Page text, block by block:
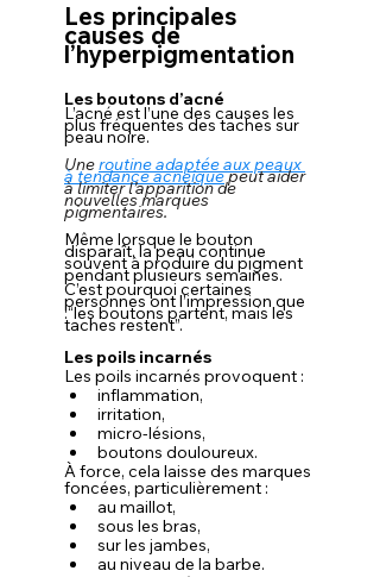
Les principales
causes de
l’hyperpigmentation
Les boutons d’acné
L’acné est l’une des causes les
plus fréquentes des taches sur
peau noire.
Une routine adaptée aux peaux
à tendance acnéique peut aider
à limiter l’apparition de
nouvelles marques
pigmentaires.
Même lorsque le bouton
disparaît, la peau continue
souvent à produire du pigment
pendant plusieurs semaines.
C’est pourquoi certaines
personnes ont l’impression que
:“les boutons partent, mais les
taches restent”.
Les poils incarnés
Les poils incarnés provoquent :
inflammation,
irritation,
micro-lésions,
boutons douloureux.
À force, cela laisse des marques
foncées, particulièrement :
au maillot,
sous les bras,
sur les jambes,
au niveau de la barbe.